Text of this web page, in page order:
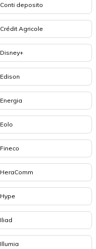
Conti deposito
Crédit Agricole
Disney+
Edison
Energia
Eolo
Fineco
HeraComm
Hype
Iliad
Illumia